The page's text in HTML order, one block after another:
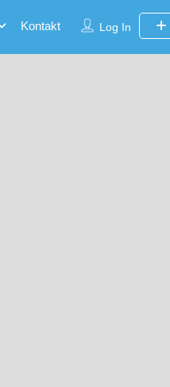
Log In
Kontakt